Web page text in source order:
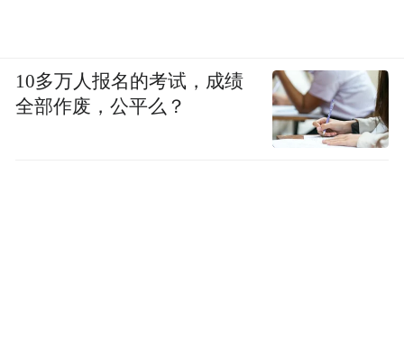
10多万人报名的考试，成绩
全部作废，公平么？